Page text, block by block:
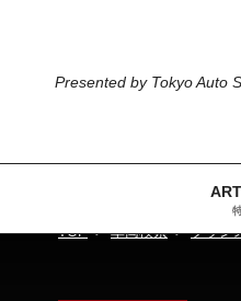
Presented by Tokyo Auto
TOP 車両検索 フラン